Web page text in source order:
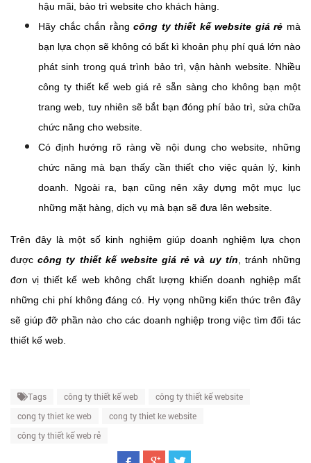
hậu mãi, bảo trì website cho khách hàng.
Hãy chắc chắn rằngcông ty thiết kế website giá rẻ mà
bạn lựa chọn sẽ không có bất kì khoản phụ phí quá lớn nào
phát sinh trong quá trình bảo trì, vận hành website. Nhiều
công ty thiết kế web giá rẻ sẵn sàng cho không bạn một
trang web, tuy nhiên sẽ bắt bạn đóng phí bảo trì, sửa chữa
chức năng cho website.
Có định hướng rõ ràng về nội dung cho website, những
chức năng mà bạn thấy cần thiết cho việc quản lý, kinh
doanh. Ngoài ra, bạn cũng nên xây dựng một mục lục
những mặt hàng, dịch vụ mà bạn sẽ đưa lên website.
Trên đây là một số kinh nghiệm giúp doanh nghiệm lựa chọn
đượccông ty thiết kế website giá rẻ và uy tín , tránh những
đơn vị thiết kế web không chất lượng khiến doanh nghiệp mất
những chi phí không đáng có. Hy vọng những kiến thức trên đây
sẽ giúp đỡ phần nào cho các doanh nghiệp trong việc tìm đối tác
thiết kế web.
Tags công ty thiết kế web
công ty thiết kế website
cong ty thiet ke web
cong ty thiet ke website
công ty thiết kế web rẻ